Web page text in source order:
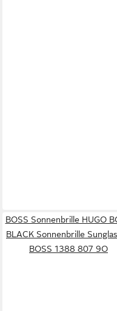
BOSS Sonnenbrille HUGO
BLACK Sonnenbrille
BOSS 1388 807 9O